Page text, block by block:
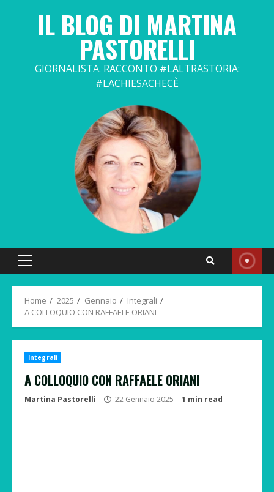
IL BLOG DI MARTINA
PASTORELLI
GIORNALISTA. RACCONTO #LALTRASTORIA:
#LACHIESACHECÈ
Primary
Home 2025 Gennaio
Integrali
A COLLOQUIO CON RAFFAELE ORIANI
Integrali
A COLLOQUIO CON RAFFAELE ORIANI
Martina Pastorelli 22 Gennaio 2025 1 min read